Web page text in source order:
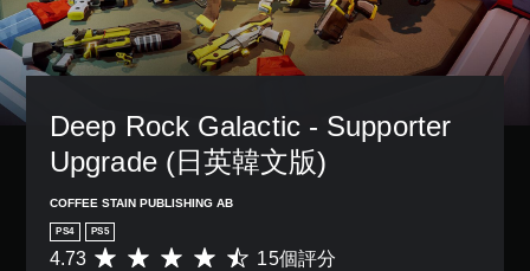
Deep Rock Galactic - Supporter
Upgrade (日英韓文版)
COFFEE STAIN PUBLISHING AB
PS4 PS5
平
4.73 15個評分